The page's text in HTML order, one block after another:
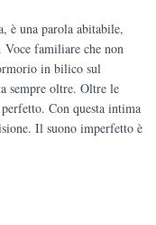
è una parola abitabile,
Voce familiare che non
in bilico sul
sempre oltre. Oltre le
Con questa intima
Il suono imperfetto è